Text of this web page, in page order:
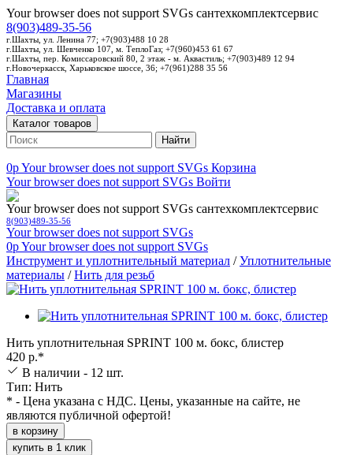
Your browser does not support SVGs сантехкомплектсервис
8(903)489-35-56
г.Шахты, ул. Ленина 77; +7(903)488 10 28
г.Шахты, ул. Шевченко 107, м. ТеплоГаз; +7(960)453 61 67
г.Шахты, пер. Комиссаровский 80, 2 этаж - м. Аквастиль; +7(903)489 12 94
г.Новочеркасск, Харьковское шоссе, 36; +7(961)288 35 56
Главная
Магазины
Доставка и оплата
Каталог товаров
Найти
0pYour browser does not support SVGs Корзина
Your browser does not support SVGs Войти
Your browser does not support SVGs сантехкомплектсервис
8(903)489-35-56
Your browser does not support SVGs
0pYour browser does not support SVGs
Инструмент и уплотнительный материал /Уплотнительные
материалы /Нить для резьб
Нить уплотнительная SPRINT 100 м. бокс, блистер
420 р.*
В наличии - 12 шт.
Тип: Нить
* - Цена указана с НДС. Цены, указанные на сайте, не
являются публичной офертой!
в корзину
купить в 1 клик